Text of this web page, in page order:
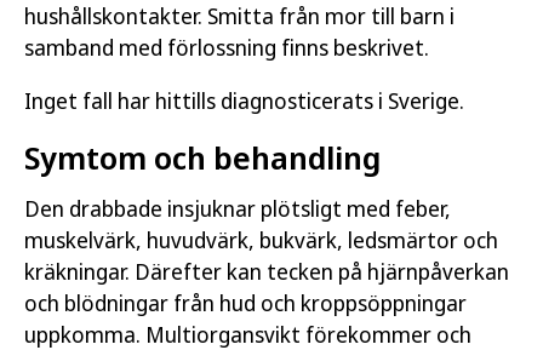
hushållskontakter. Smitta från mor till barn i
samband med förlossning finns beskrivet.
Inget fall har hittills diagnosticerats i Sverige.
Symtom och behandling
Den drabbade insjuknar plötsligt med feber,
muskelvärk, huvudvärk, bukvärk, ledsmärtor och
kräkningar. Därefter kan tecken på hjärnpåverkan
och blödningar från hud och kroppsöppningar
uppkomma. Multiorgansvikt förekommer och